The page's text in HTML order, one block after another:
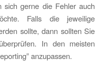
sich gerne die Fehler auch
Falls die jeweilige
sollte, dann sollten Sie
In den meisten
anzupassen.